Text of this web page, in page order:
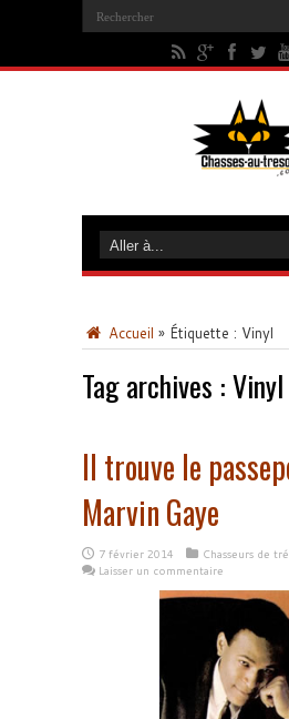
Accueil » Étiquette : Vinyl
Tag archives :Vinyl
Il trouve le
Marvin Gaye
7 février 2014
Chasseurs de
Laisser un commentaire